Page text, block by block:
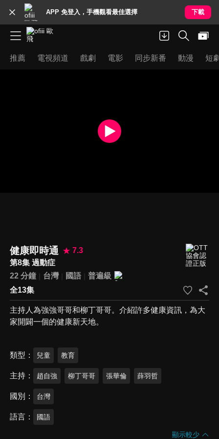
APP 免登入，手機觀看最佳選擇 下載
推薦 電視頻道 戲劇 電影 同步新番 動漫 短
健康即時通
7.3
第8集 過動症
22 分鐘
台灣 國語
普遍級
全13集
主持人為強強哥哥和柳丁哥哥。介紹許多健康資訊，為大
家開闢一個的健康新天地。
類型 兒童 教育
主持 趙自強 柳丁哥哥 張華倫 薛羽哲
國別 台灣
語言 國語
顯示較少